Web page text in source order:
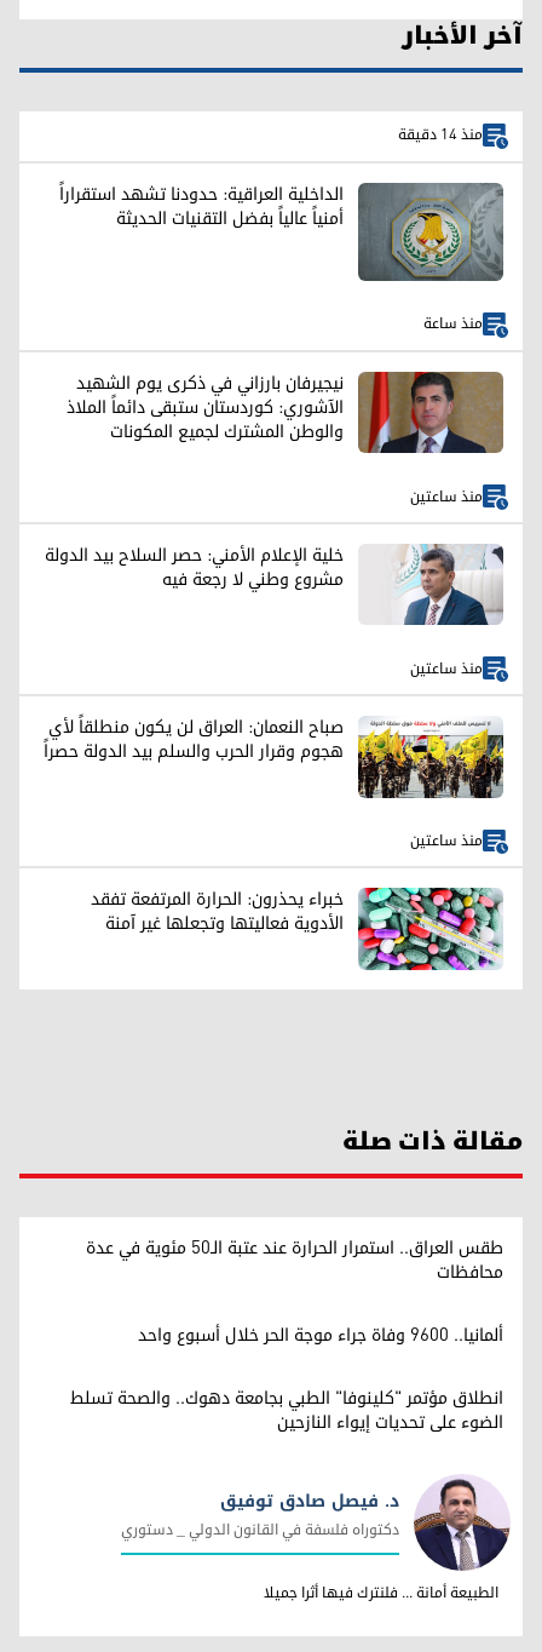
آخر الأخبار
منذ 14 دقيقة
الداخلية العراقية: حدودنا تشهد استقراراً
أمنياً عالياً بفضل التقنيات الحديثة
منذ ساعة
نيجيرفان بارزاني في ذكرى يوم الشهيد
الآشوري: كوردستان ستبقى دائماً الملاذ
والوطن المشترك لجميع المكونات
منذ ساعتين
خلية الإعلام الأمني: حصر السلاح بيد الدولة
مشروع وطني لا رجعة فيه
منذ ساعتين
صباح النعمان: العراق لن يكون منطلقاً لأي
هجوم وقرار الحرب والسلم بيد الدولة حصراً
منذ ساعتين
خبراء يحذرون: الحرارة المرتفعة تفقد
الأدوية فعاليتها وتجعلها غير آمنة
مقالة ذات صلة
طقس العراق.. استمرار الحرارة عند عتبة الـ50 مئوية في عدة
محافظات
ألمانيا.. 9600 وفاة جراء موجة الحر خلال أسبوع واحد
انطلاق مؤتمر "كلينوفا" الطبي بجامعة دهوك.. والصحة تسلط
الضوء على تحديات إيواء النازحين
د. فيصل صادق توفيق
د. فيصل صادق توفيق
دكتوراه فلسفة في القانون الدولي _ دستوري
الطبيعة أمانة ... فلنترك فيها أثرا جميلا